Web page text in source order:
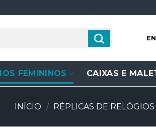
FEMININOS CAIXAS E
INÍCIO / RÉPLICAS DE